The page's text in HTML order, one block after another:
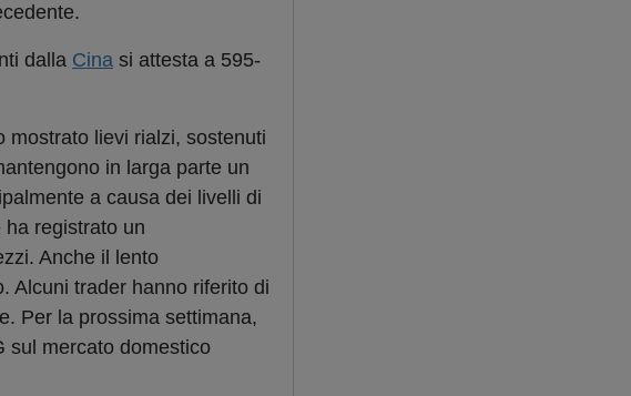
dalla Cina si attesta a 595-
mostrato lievi rialzi, sostenuti
in larga parte un
a causa dei livelli di
registrato un
Anche il lento
Alcuni trader hanno riferito di
Per la prossima settimana,
sul mercato domestico